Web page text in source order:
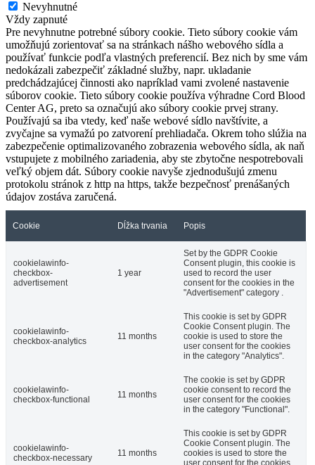
Nevyhnutné
Vždy zapnuté
Pre nevyhnutne potrebné súbory cookie. Tieto súbory cookie vám
umožňujú zorientovať sa na stránkach nášho webového sídla a
používať funkcie podľa vlastných preferencií. Bez nich by sme vám
nedokázali zabezpečiť základné služby, napr. ukladanie
predchádzajúcej činnosti ako napríklad vami zvolené nastavenie
súborov cookie. Tieto súbory cookie používa výhradne Cord Blood
Center AG, preto sa označujú ako súbory cookie prvej strany.
Používajú sa iba vtedy, keď naše webové sídlo navštívite, a
zvyčajne sa vymažú po zatvorení prehliadača. Okrem toho slúžia na
zabezpečenie optimalizovaného zobrazenia webového sídla, ak naň
vstupujete z mobilného zariadenia, aby ste zbytočne nespotrebovali
veľký objem dát. Súbory cookie navyše zjednodušujú zmenu
protokolu stránok z http na https, takže bezpečnosť prenášaných
údajov zostáva zaručená.
Cookie Dĺžka trvania Popis
cookielawinfo-
checkbox-
advertisement
1 year
Set by the GDPR Cookie
Consent plugin, this cookie is
used to record the user
consent for the cookies in the
"Advertisement" category .
cookielawinfo-
checkbox-analytics
11 months
This cookie is set by GDPR
Cookie Consent plugin. The
cookie is used to store the
user consent for the cookies
in the category "Analytics".
cookielawinfo-
checkbox-functional
11 months
The cookie is set by GDPR
cookie consent to record the
user consent for the cookies
in the category "Functional".
cookielawinfo-
checkbox-necessary
11 months
This cookie is set by GDPR
Cookie Consent plugin. The
cookies is used to store the